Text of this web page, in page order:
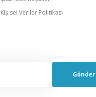
Kişisel Veriler Politikası
Gönder